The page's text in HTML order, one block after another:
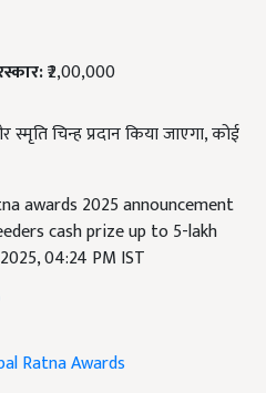
₹2,00,000
चिन्ह प्रदान किया जाएगा, कोई
awards 2025 announcement
cash prize up to 5-lakh
04:24 PM IST
Ratna Awards